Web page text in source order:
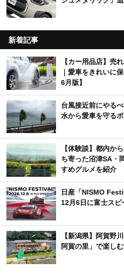
新着記事
【カー用品店】売
｜愛車をきれいに
6月版】
台風接近前にやる
水から愛車を守る
【体験談】都内か
ち寄った沼津SA・
すめグルメを紹介
日産「NISMO
12月6日に富士ス
【新潟県】阿賀野
阿賀の里」で楽し